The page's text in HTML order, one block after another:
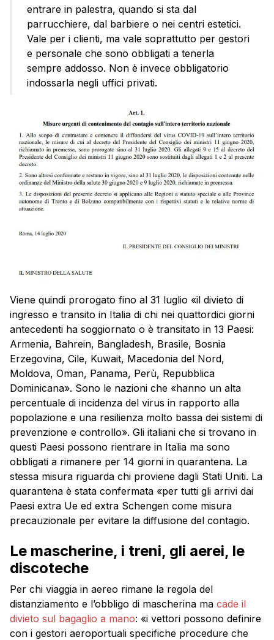
entrare in palestra, quando si sta dal
parrucchiere, dal barbiere o nei centri estetici.
Vale per i clienti, ma vale soprattutto per gestori
e personale che sono obbligati a tenerla
sempre addosso. Non è invece obbligatorio
indossarla negli uffici privati.
Viene quindi prorogato fino al 31 luglio «il divieto di
ingresso e transito in Italia di chi nei quattordici giorni
antecedenti ha soggiornato o è transitato in 13 Paesi:
Armenia, Bahrein, Bangladesh, Brasile, Bosnia
Erzegovina, Cile, Kuwait, Macedonia del Nord,
Moldova, Oman, Panama, Perù, Repubblica
Dominicana». Sono le nazioni che «hanno un alta
percentuale di incidenza del virus in rapporto alla
popolazione e una resilienza molto bassa dei sistemi di
prevenzione e controllo». Gli italiani che si trovano in
questi Paesi possono rientrare in Italia ma sono
obbligati a rimanere per 14 giorni in quarantena. La
stessa misura riguarda chi proviene dagli Stati Uniti. La
quarantena è stata confermata «per tutti gli arrivi dai
Paesi extra Ue ed extra Schengen come misura
precauzionale per evitare la diffusione del contagio.
Le mascherine, i treni, gli aerei, le
discoteche
Per chi viaggia in aereo rimane la regola del
distanziamento e l’obbligo di mascherina ma cade il
divieto sul bagaglio a mano: «i vettori possono definire
con i gestori aeroportuali specifiche procedure che